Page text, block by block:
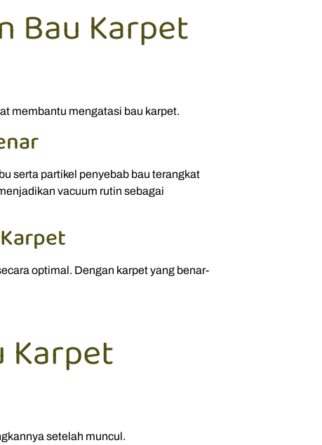
Bau Karpet
membantu mengatasi bau karpet.
serta partikel penyebab bau terangkat
vacuum rutin sebagai
optimal. Dengan karpet yang benar-
Karpet
setelah muncul.